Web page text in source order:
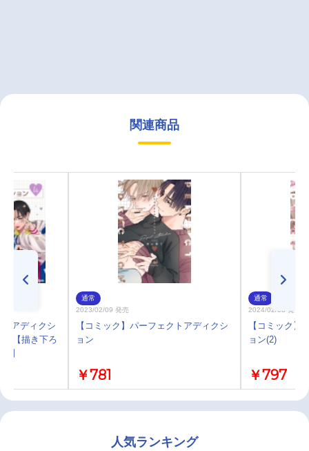
関連商品
アディクシ
A【描き下ろ
】
通常
2023/02/09 発売
【コミック】パーフェクトアディクシ
ョン
￥781
通常
2024/02/08 発売
【コミック】
ョン(2)
￥797
人気ランキング